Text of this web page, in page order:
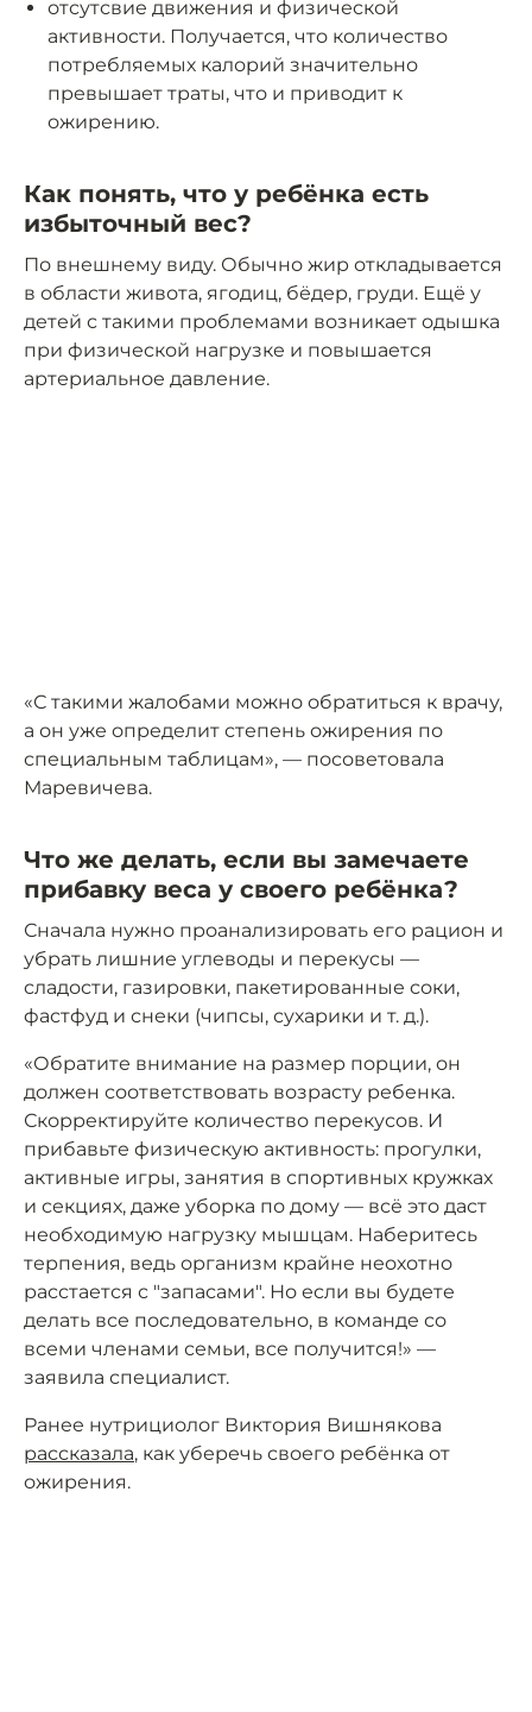
отсутсвие движения и физической
активности. Получается, что количество
потребляемых калорий значительно
превышает траты, что и приводит к
ожирению.
Как понять, что у ребёнка есть
избыточный вес?
По внешнему виду. Обычно жир откладывается
в области живота, ягодиц, бёдер, груди. Ещё у
детей с такими проблемами возникает одышка
при физической нагрузке и повышается
артериальное давление.
«С такими жалобами можно обратиться к врачу,
а он уже определит степень ожирения по
специальным таблицам», — посоветовала
Маревичева.
Что же делать, если вы замечаете
прибавку веса у своего ребёнка?
Сначала нужно проанализировать его рацион и
убрать лишние углеводы и перекусы —
сладости, газировки, пакетированные соки,
фастфуд и снеки (чипсы, сухарики и т. д.).
«Обратите внимание на размер порции, он
должен соответствовать возрасту ребенка.
Скорректируйте количество перекусов. И
прибавьте физическую активность: прогулки,
активные игры, занятия в спортивных кружках
и секциях, даже уборка по дому — всё это даст
необходимую нагрузку мышцам. Наберитесь
терпения, ведь организм крайне неохотно
расстается с "запасами". Но если вы будете
делать все последовательно, в команде со
всеми членами семьи, все получится!» —
заявила специалист.
Ранее нутрициолог Виктория Вишнякова
рассказала, как уберечь своего ребёнка от
ожирения.